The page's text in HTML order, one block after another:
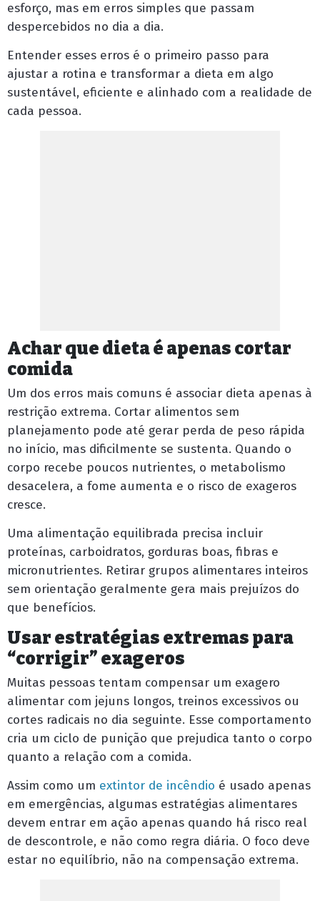
esforço, mas em erros simples que passam
despercebidos no dia a dia.
Entender esses erros é o primeiro passo para
ajustar a rotina e transformar a dieta em algo
sustentável, eficiente e alinhado com a realidade de
cada pessoa.
Achar que dieta é apenas cortar
comida
Um dos erros mais comuns é associar dieta apenas à
restrição extrema. Cortar alimentos sem
planejamento pode até gerar perda de peso rápida
no início, mas dificilmente se sustenta. Quando o
corpo recebe poucos nutrientes, o metabolismo
desacelera, a fome aumenta e o risco de exageros
cresce.
Uma alimentação equilibrada precisa incluir
proteínas, carboidratos, gorduras boas, fibras e
micronutrientes. Retirar grupos alimentares inteiros
sem orientação geralmente gera mais prejuízos do
que benefícios.
Usar estratégias extremas para
“corrigir” exageros
Muitas pessoas tentam compensar um exagero
alimentar com jejuns longos, treinos excessivos ou
cortes radicais no dia seguinte. Esse comportamento
cria um ciclo de punição que prejudica tanto o corpo
quanto a relação com a comida.
Assim como um extintor de incêndio é usado apenas
em emergências, algumas estratégias alimentares
devem entrar em ação apenas quando há risco real
de descontrole, e não como regra diária. O foco deve
estar no equilíbrio, não na compensação extrema.